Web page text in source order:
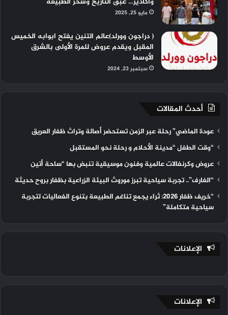
مايو 25, 2025
( دراجون وورلد)عالم التنين يفتح ابوابه الخميس
المقبل ويقدم عروض للمرة الأولى بالشرق
الأوسط
سبتمبر 23, 2024
أحدث المقالات
عودة الماضي” رحلة عبر الزمن تستحضر أصالة وتراث ظفار العريق
“وقت الطفل “مدينة الأحلام و رحلة نحو المستقبل
عروض وكرنفالات عالمية وفنون موسيقية تنبض بها “ساحة أتين
“الغارف”.. تجربة سياحية تبرز موروث البيئة الزراعية بظفار بروح حديثة
“خريف ظفار 2026: ثراء يجمع تناغم الطبيعة بتنوع الفعاليات لتجربة
سياحية متكاملة”
الإعلانات
الإعلانات